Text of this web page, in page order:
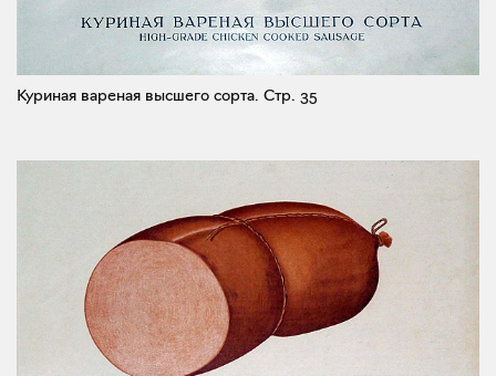
Куриная вареная высшего сорта. Стр. 35